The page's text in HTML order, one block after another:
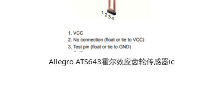
Allegro ATS643​霍尔效应齿轮传感器ic